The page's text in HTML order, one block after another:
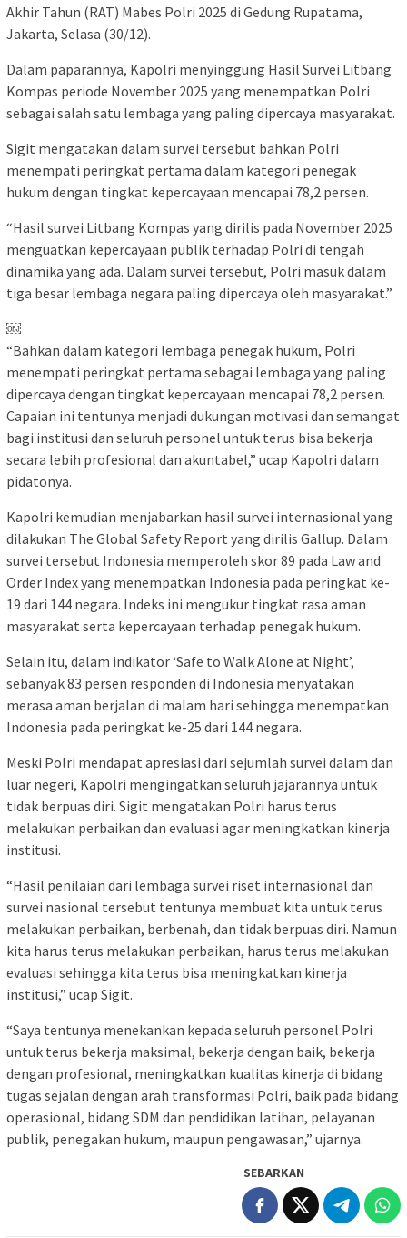
Akhir Tahun (RAT) Mabes Polri 2025 di Gedung Rupatama,
Jakarta, Selasa (30/12).
Dalam paparannya, Kapolri menyinggung Hasil Survei Litbang
Kompas periode November 2025 yang menempatkan Polri
sebagai salah satu lembaga yang paling dipercaya masyarakat.
Sigit mengatakan dalam survei tersebut bahkan Polri
menempati peringkat pertama dalam kategori penegak
hukum dengan tingkat kepercayaan mencapai 78,2 persen.
“Hasil survei Litbang Kompas yang dirilis pada November 2025
menguatkan kepercayaan publik terhadap Polri di tengah
dinamika yang ada. Dalam survei tersebut, Polri masuk dalam
tiga besar lembaga negara paling dipercaya oleh masyarakat.”
￼
“Bahkan dalam kategori lembaga penegak hukum, Polri
menempati peringkat pertama sebagai lembaga yang paling
dipercaya dengan tingkat kepercayaan mencapai 78,2 persen.
Capaian ini tentunya menjadi dukungan motivasi dan semangat
bagi institusi dan seluruh personel untuk terus bisa bekerja
secara lebih profesional dan akuntabel,” ucap Kapolri dalam
pidatonya.
Kapolri kemudian menjabarkan hasil survei internasional yang
dilakukan The Global Safety Report yang dirilis Gallup. Dalam
survei tersebut Indonesia memperoleh skor 89 pada Law and
Order Index yang menempatkan Indonesia pada peringkat ke-
19 dari 144 negara. Indeks ini mengukur tingkat rasa aman
masyarakat serta kepercayaan terhadap penegak hukum.
Selain itu, dalam indikator ‘Safe to Walk Alone at Night’,
sebanyak 83 persen responden di Indonesia menyatakan
merasa aman berjalan di malam hari sehingga menempatkan
Indonesia pada peringkat ke-25 dari 144 negara.
Meski Polri mendapat apresiasi dari sejumlah survei dalam dan
luar negeri, Kapolri mengingatkan seluruh jajarannya untuk
tidak berpuas diri. Sigit mengatakan Polri harus terus
melakukan perbaikan dan evaluasi agar meningkatkan kinerja
institusi.
“Hasil penilaian dari lembaga survei riset internasional dan
survei nasional tersebut tentunya membuat kita untuk terus
melakukan perbaikan, berbenah, dan tidak berpuas diri. Namun
kita harus terus melakukan perbaikan, harus terus melakukan
evaluasi sehingga kita terus bisa meningkatkan kinerja
institusi,” ucap Sigit.
“Saya tentunya menekankan kepada seluruh personel Polri
untuk terus bekerja maksimal, bekerja dengan baik, bekerja
dengan profesional, meningkatkan kualitas kinerja di bidang
tugas sejalan dengan arah transformasi Polri, baik pada bidang
operasional, bidang SDM dan pendidikan latihan, pelayanan
publik, penegakan hukum, maupun pengawasan,” ujarnya.
SEBARKAN